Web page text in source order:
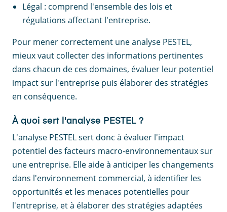
Légal : comprend l'ensemble des lois et
régulations affectant l'entreprise.
Pour mener correctement une analyse PESTEL,
mieux vaut collecter des informations pertinentes
dans chacun de ces domaines, évaluer leur potentiel
impact sur l'entreprise puis élaborer des stratégies
en conséquence.
À quoi sert l'analyse PESTEL ?
L'analyse PESTEL sert donc à évaluer l'impact
potentiel des facteurs macro-environnementaux sur
une entreprise. Elle aide à anticiper les changements
dans l'environnement commercial, à identifier les
opportunités et les menaces potentielles pour
l'entreprise, et à élaborer des stratégies adaptées